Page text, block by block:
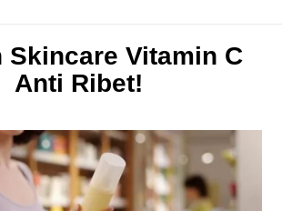
Skincare Vitamin C
Anti Ribet!